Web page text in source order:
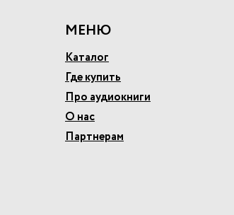
МЕНЮ
Каталог
Где купить
Про аудиокниги
О нас
Партнерам